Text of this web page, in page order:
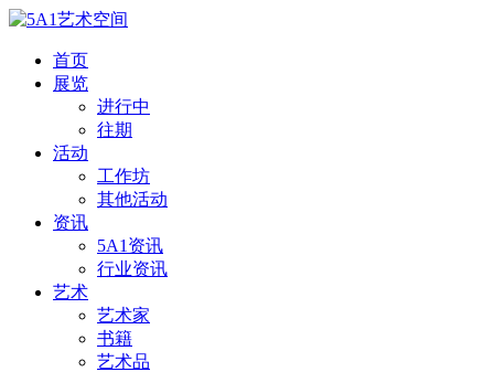
首页
展览
进行中
往期
活动
工作坊
其他活动
资讯
5A1资讯
行业资讯
艺术
艺术家
书籍
艺术品